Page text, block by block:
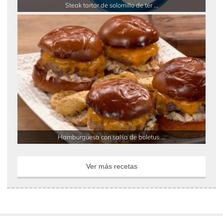
Steak tartar de solomillo de ter ...
Hamburguesa con salsa de boletus ...
Ver más recetas